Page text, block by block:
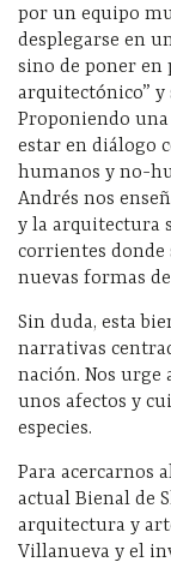
por un equipo
desplegarse en
sino de poner en
arquitectónico”
Proponiendo una
estar en diálogo
humanos y no-
Andrés nos
y la arquitectura
corrientes donde
nuevas formas
Sin duda, esta
narrativas
nación. Nos urge
unos afectos y
especies.
Para acercarnos
actual Bienal de
arquitectura y
Villanueva y el